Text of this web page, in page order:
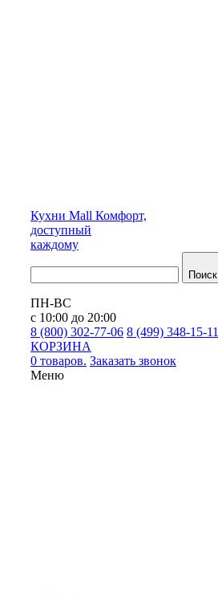
Кухни Mall Комфорт,
доступный
каждому
Поиск
ПН-ВС
с 10:00 до 20:00
8 (800) 302-77-06 8 (499) 348-15-11
КОРЗИНА
0 товаров. Заказать звонок
Меню